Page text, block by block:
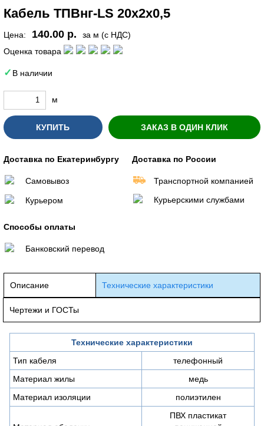
Кабель ТПВнг-LS 20х2х0,5
Цена: 140.00 р.
за м (с НДС)
Оценка товара
В наличии
м
КУПИТЬ ЗАКАЗ В ОДИН КЛИК
Доставка по Екатеринбургу
Самовывоз
Курьером
Доставка по России
Транспортной компанией
Курьерскими службами
Способы оплаты
Банковский перевод
Описание Технические характеристики
Чертежи и ГОСТы
Технические характеристики
Тип кабеля
телефонный
Материал жилы
медь
Материал изоляции
полиэтилен
ПВХ пластикат